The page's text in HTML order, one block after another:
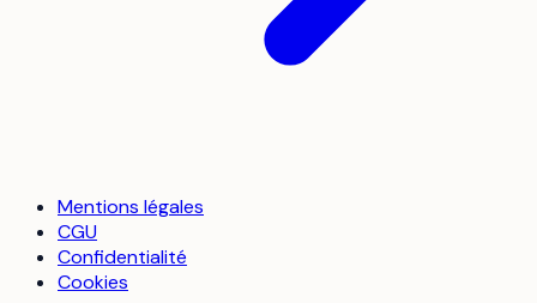
Mentions légales
CGU
Confidentialité
Cookies